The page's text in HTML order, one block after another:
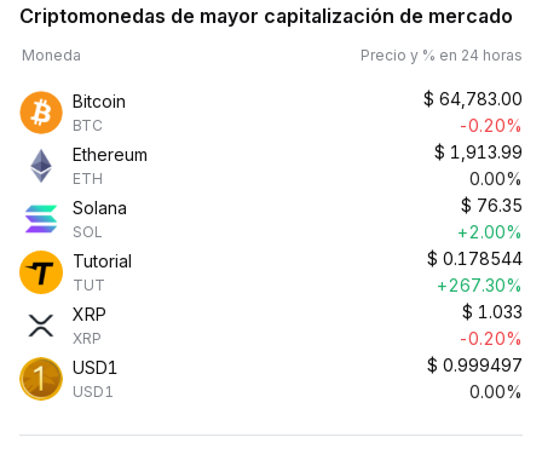
Criptomonedas de mayor capitalización de mercado
Moneda Precio y % en 24 horas
Bitcoin
BTC
$ 64,783.00
-0.20%
Ethereum
ETH
$ 1,913.99
0.00%
Solana
SOL
$ 76.35
+2.00%
Tutorial
TUT
$ 0.178544
+267.30%
XRP
XRP
$ 1.033
-0.20%
USD1
USD1
$ 0.999497
0.00%